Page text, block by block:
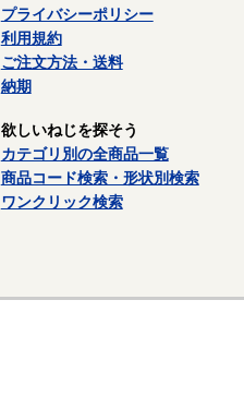
プライバシーポリシー
利用規約
ご注文方法・送料
納期
欲しいねじを探そう
カテゴリ別の全商品一覧
商品コード検索・形状別検索
ワンクリック検索